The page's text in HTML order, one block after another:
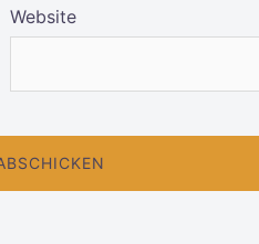
Website